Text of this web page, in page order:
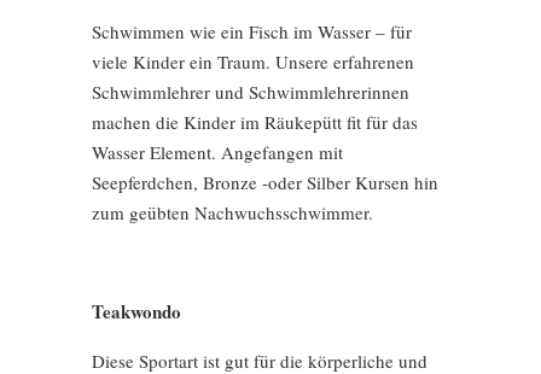
Schwimmen wie ein Fisch im Wasser – für
viele Kinder ein Traum. Unsere erfahrenen
Schwimmlehrer und Schwimmlehrerinnen
machen die Kinder im Räukepütt fit für das
Wasser Element. Angefangen mit
Seepferdchen, Bronze -oder Silber Kursen hin
zum geübten Nachwuchsschwimmer.
Teakwondo
Diese Sportart ist gut für die körperliche und